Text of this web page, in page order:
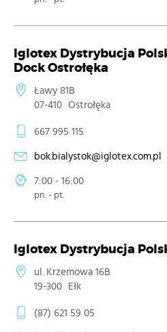
Iglotex Dystrybucja
Dock Ostrołęka
Ławy 81B
07-410 Ostrołęka
667 995 115
bok.bialystok@iglotex.com.pl
7:00 - 16:00
pn. - pt.
Iglotex Dystrybucja
ul. Krzemowa 16B
19-300
Ełk
(87) 621 59 05